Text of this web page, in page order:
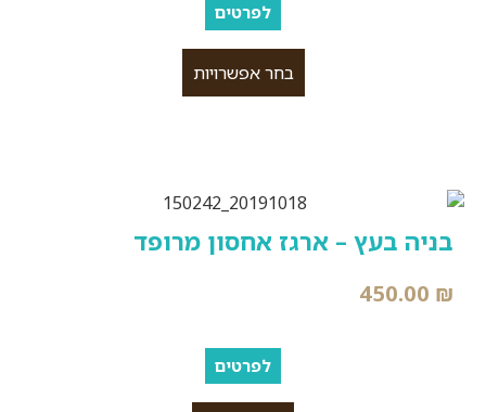
לפרטים
בחר אפשרויות
בניה בעץ – ארגז אחסון מרופד
450.00 ₪
לפרטים